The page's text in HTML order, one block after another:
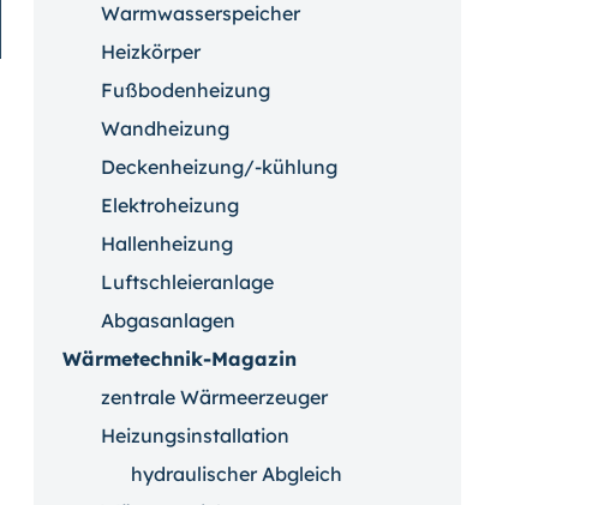
Warmwasserspeicher
Heizkörper
Fußbodenheizung
Wandheizung
Deckenheizung/-kühlung
Elektroheizung
Hallenheizung
Luftschleieranlage
Abgasanlagen
Wärmetechnik-Magazin
zentrale Wärmeerzeuger
Heizungsinstallation
hydraulischer Abgleich